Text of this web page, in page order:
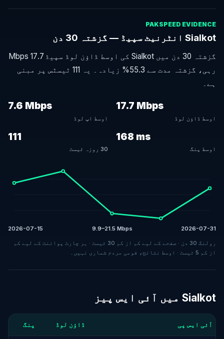
PAKSPEED EVIDENCE
Sialkot انٹرنیٹ سپیڈ — گزشتہ 30 دن
گزشتہ 30 دن میں Sialkot کی اوسط ڈاؤن لوڈ سپیڈ 17.7 Mbps
رہی، گزشتہ مدت سے 55.3% زیادہ۔ یہ 111 ٹیسٹس پر مبنی
ہے۔
17.7 Mbps
اوسط ڈاؤن لوڈ
7.6 Mbps
اوسط اپ لوڈ
168 ms
اوسط پنگ
111
30 روزہ ٹیسٹ
2026-07-15 9.9–21.5 Mbps 2026-07-31
رولنگ 30 دن · صفحے کے لیے کم از کم 30 ٹیسٹ · ہر چارٹ پوائنٹ کے لیے کم
از کم 5 ٹیسٹ · اوسط نتائج، قومی مردم شماری نہیں۔
Sialkot میں آئی ایس پیز
آئی ایس پی ڈاؤن لوڈ پنگ